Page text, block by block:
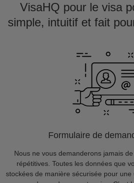
VisaHQ pour le visa
simple, intuitif et fait
Formulaire de
Nous ne vous demanderons jamais
répétitives. Toutes les données que
stockées de manière sécurisée pour